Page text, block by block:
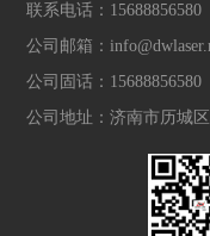
联系电话： 15688856580
公司邮箱：
公司固话： 15688856580
公司地址：济南市历城